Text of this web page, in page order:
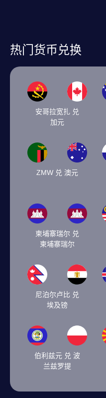
热门货币兑换
安哥拉宽扎 兑
加元
ZMW 兑 澳元
柬埔寨瑞尔 兑
柬埔寨瑞尔
尼泊尔卢比 兑
埃及镑
伯利兹元 兑 波
兰兹罗提